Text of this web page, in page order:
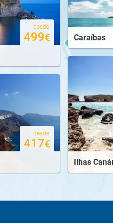
desde
499€
desde
417€
Caraíbas
Ilhas